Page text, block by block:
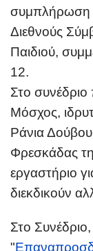
συμπλήρωση
Διεθνούς
Παιδιού,
12.
Στο
Μόσχος,
Ράνια
Φρεσκάδας
εργαστήριο
διεκδικούν
Στο Συνέδριο,
"